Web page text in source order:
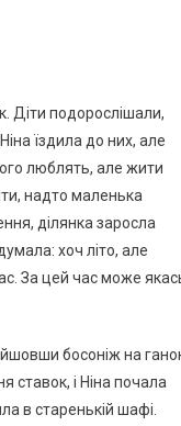
Діти подорослішали,
їздила до них, але
люблять, але жити
надто маленька
ділянка заросла
хоч літо, але
За цей час може
босоніж на
ставок, і Ніна почала
в старенькій шафі.